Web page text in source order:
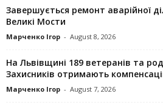
Завершується ремонт аварійної
Великі Мости
Марченко Ігор - August 8, 2026
На Львівщині 189 ветеранів та
Захисників отримають
Марченко Ігор - August 7, 2026